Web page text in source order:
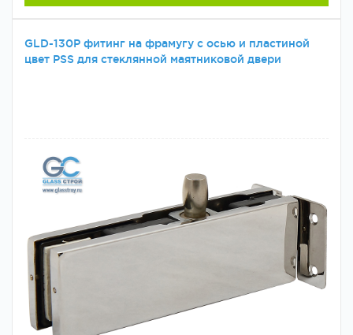
GLD-130P фитинг на фрамугу с осью и пластиной
цвет PSS для стеклянной маятниковой двери